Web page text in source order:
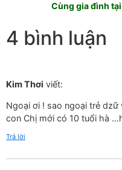
Cùng gia đình tại
4 bình luận
Kim Thơi viết:
Ngoại ơi ! sao ngoại trẻ dzữ
con Chị mới có 10 tuổi hà
Trả lời